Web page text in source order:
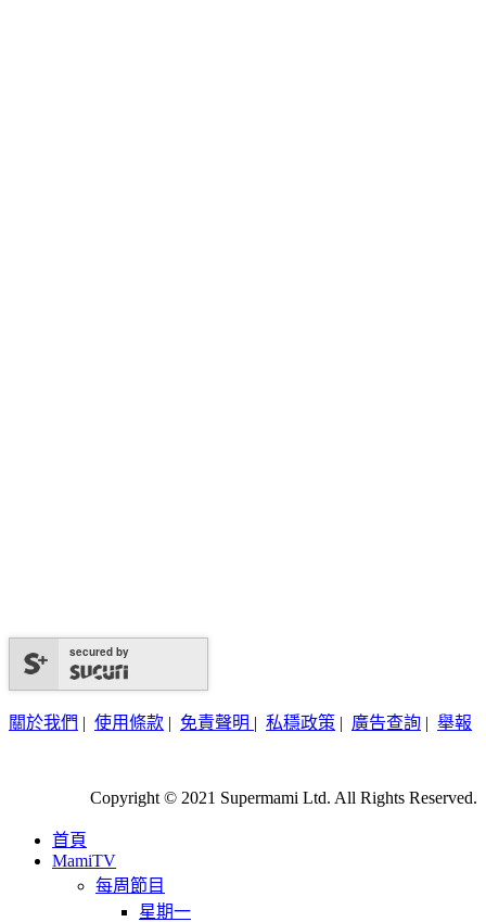
secured by
關於我們 | 使用條款 | 免責聲明 | 私穩政策 | 廣告查詢 | 舉報
Copyright © 2021 Supermami Ltd. All Rights Reserved.
首頁
MamiTV
每周節目
星期一